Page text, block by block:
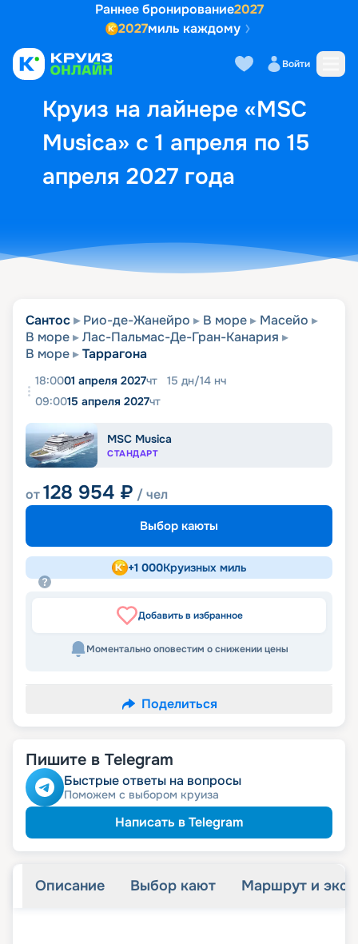
Раннее бронирование2027
2027миль каждому
Войти
Круиз на лайнере «MSC
Musica» с 1 апреля по 15
апреля 2027 года
Выбор кают Маршрут и
Сантос Рио-де-Жанейро В море
Масейо
В море
Лас-Пальмас-Де-Гран-Канария
В море
Таррагона
18:0001 апреля 2027чт 15 дн/14 нч
09:0015 апреля 2027чт
MSC Musica
СТАНДАРТ
от128 954 ₽ / чел
Выбор каюты
+1 000Круизных миль
Добавить в избранное
Моментально оповестим о снижении цены
Поделиться
Пишите в Telegram
Быстрые ответы на вопросы
Поможем с выбором круиза
Написать в Telegram
Описание Выбор кают Маршрут и